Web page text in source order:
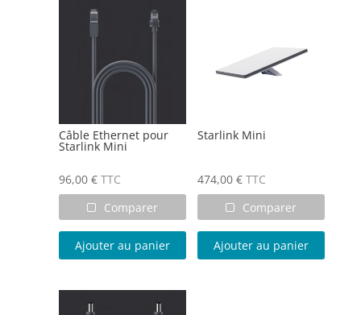
Câble Ethernet pour
Starlink Mini
96,00 € TTC
Comparer
Ajouter au panier
Starlink Mini
474,00 € TTC
Comparer
Ajouter au panier